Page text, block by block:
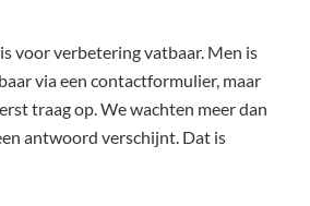
voor verbetering vatbaar. Men is
via een contactformulier, maar
traag op. We wachten meer dan
antwoord verschijnt. Dat is